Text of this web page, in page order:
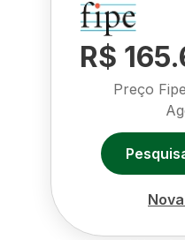
R$
Preço